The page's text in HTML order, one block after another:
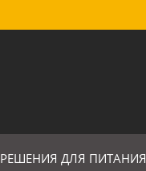
РЕШЕНИЯ ДЛЯ ПИТАНИЯ